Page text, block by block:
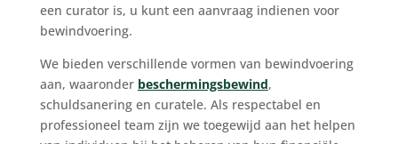
een curator is, u kunt een aanvraag indienen voor
bewindvoering.
We bieden verschillende vormen van bewindvoering
aan, waaronder beschermingsbewind,
schuldsanering en curatele. Als respectabel en
professioneel team zijn we toegewijd aan het helpen